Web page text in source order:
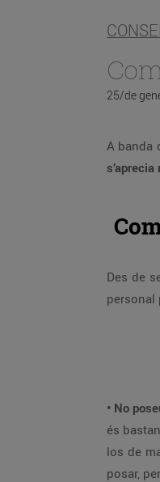
25/de
A banda
Des de
personal
• No
és
los de
posar,